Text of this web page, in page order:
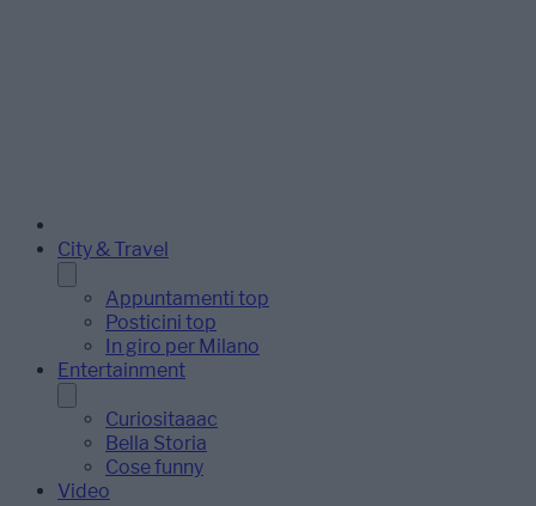
City & Travel
Appuntamenti top
Posticini top
In giro per Milano
Entertainment
Curiositaaac
Bella Storia
Cose funny
Video